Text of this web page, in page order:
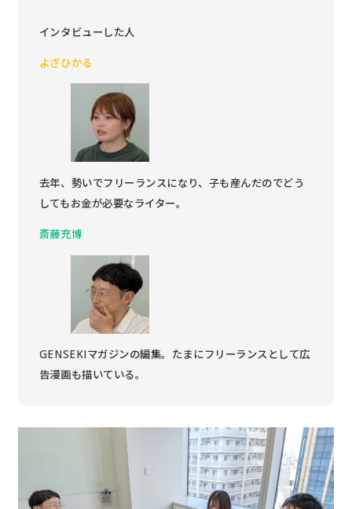
インタビューした人
よざひかる
去年、勢いでフリーランスになり、子も産んだのでどう
してもお金が必要なライター。
斎藤充博
GENSEKIマガジンの編集。たまにフリーランスとして広
告漫画も描いている。